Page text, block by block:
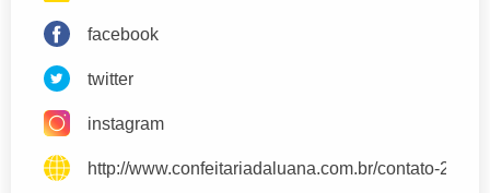
facebook
twitter
instagram
http://www.confeitariadaluana.com.br/contato-2/